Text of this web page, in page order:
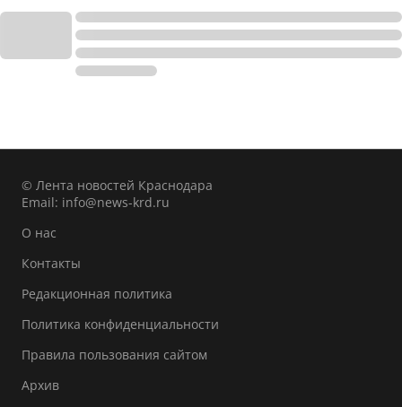
© Лента новостей Краснодара
Email: info@news-krd.ru
О нас
Контакты
Редакционная политика
Политика конфиденциальности
Правила пользования сайтом
Архив